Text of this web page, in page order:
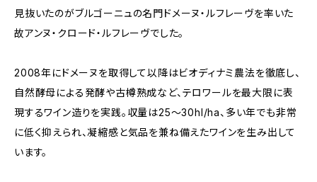
見抜いたのがブルゴーニュの名門ドメーヌ・ルフレーヴを率いた
故アンヌ・クロード・ルフレーヴでした。
2008年にドメーヌを取得して以降はビオディナミ農法を徹底し、
自然酵母による発酵や古樽熟成など、テロワールを最大限に表
現するワイン造りを実践。収量は25〜30hl/ha、多い年でも非常
に低く抑えられ、凝縮感と気品を兼ね備えたワインを生み出して
います。